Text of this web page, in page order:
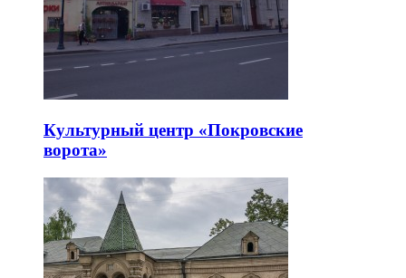
Культурный центр «Покровские
ворота»